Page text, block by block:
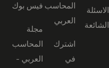
الاسئلة
الشائعة
المحاسب
العربي
اشترك
في
فيس بوك
مجلة
المحاسب
العربي -